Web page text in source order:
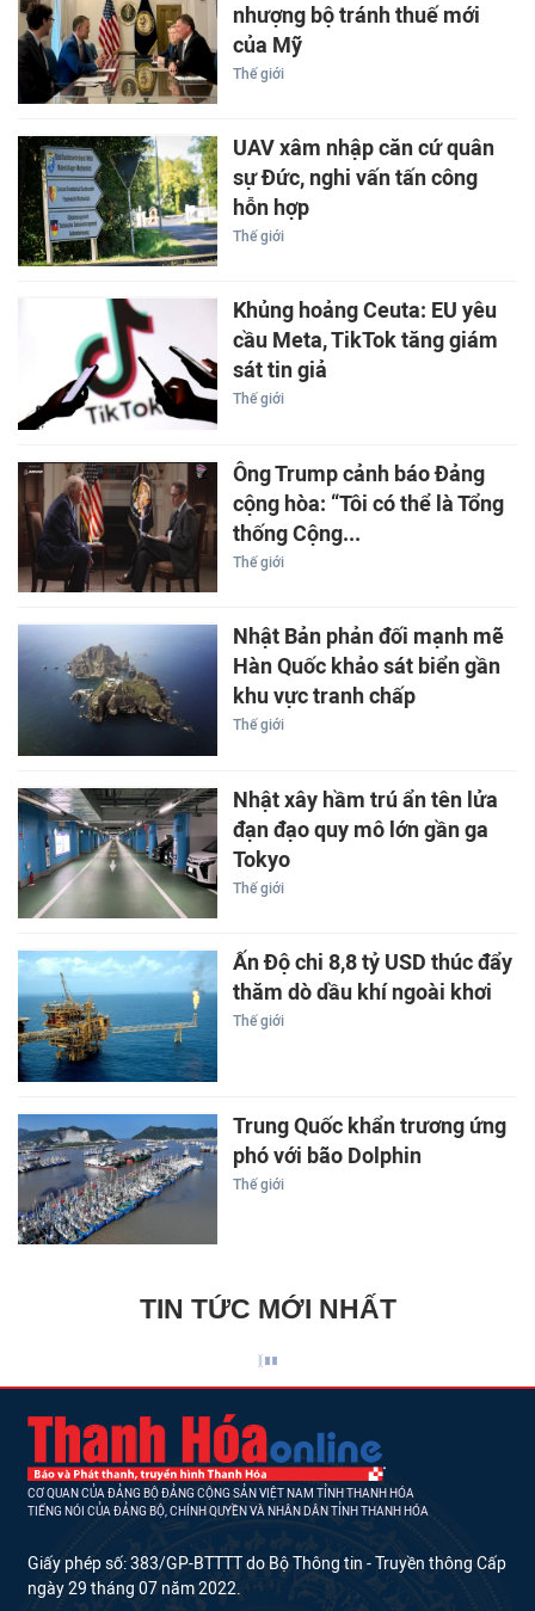
nhượng bộ tránh thuế mới
của Mỹ
Thế giới
UAV xâm nhập căn cứ quân
sự Đức, nghi vấn tấn công
hỗn hợp
Thế giới
Khủng hoảng Ceuta: EU yêu
cầu Meta, TikTok tăng giám
sát tin giả
Thế giới
Ông Trump cảnh báo Đảng
cộng hòa: “Tôi có thể là Tổng
thống Cộng...
Thế giới
Nhật Bản phản đối mạnh mẽ
Hàn Quốc khảo sát biển gần
khu vực tranh chấp
Thế giới
Nhật xây hầm trú ẩn tên lửa
đạn đạo quy mô lớn gần ga
Tokyo
Thế giới
Ấn Độ chi 8,8 tỷ USD thúc đẩy
thăm dò dầu khí ngoài khơi
Thế giới
Trung Quốc khẩn trương ứng
phó với bão Dolphin
Thế giới
TIN TỨC MỚI NHẤT
CƠ QUAN CỦA ĐẢNG BỘ ĐẢNG CỘNG SẢN VIỆT NAM TỈNH THANH HÓA
TIẾNG NÓI CỦA ĐẢNG BỘ, CHÍNH QUYỀN VÀ NHÂN DÂN TỈNH THANH HÓA
Giấy phép số: 383/GP-BTTTT do Bộ Thông tin - Truyền thông Cấp
ngày 29 tháng 07 năm 2022.